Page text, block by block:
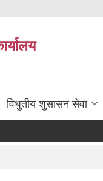
विधुतीय शुसासन सेवा